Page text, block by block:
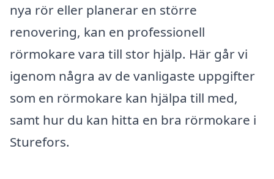
nya rör eller planerar en större
renovering, kan en professionell
rörmokare vara till stor hjälp. Här går vi
igenom några av de vanligaste uppgifter
som en rörmokare kan hjälpa till med,
samt hur du kan hitta en bra rörmokare i
Sturefors.